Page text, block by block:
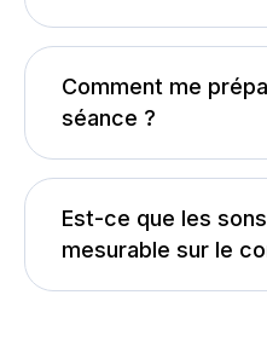
Comment me
séance ?
Est-ce que les
mesurable sur le